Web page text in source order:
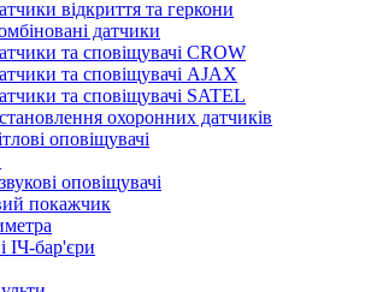
відкриття та геркони
датчики
та сповіщувачі CROW
та сповіщувачі AJAX
та сповіщувачі SATEL
охоронних датчиків
оповіщувачі
оповіщувачі
покажчик
ІЧ-бар'єри